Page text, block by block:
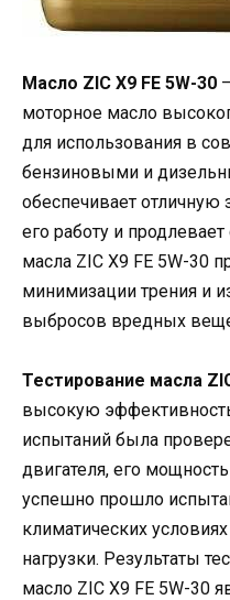
Масло ZIC X9 FE 5W-30
моторное масло
для использования в
бензиновыми и
обеспечивает отличную
его работу и
масла ZIC X9 FE 5W-30
минимизации трения и
выбросов вредных
Тестирование масла
высокую
испытаний была
двигателя, его
успешно прошло
климатических
нагрузки. Результаты
масло ZIC X9 FE 5W-30